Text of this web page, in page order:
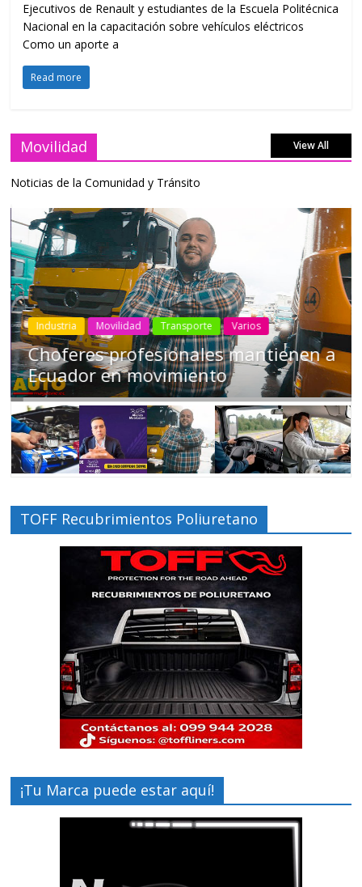
Ejecutivos de Renault y estudiantes de la Escuela Politécnica
Nacional en la capacitación sobre vehículos eléctricos
Como un aporte a
Read more
Movilidad View All
Noticias de la Comunidad y Tránsito
Industria Movilidad Transporte Varios
Choferes profesionales mantienen a
Ecuador en movimiento
TOFF Recubrimientos Poliuretano
¡Tu Marca puede estar aquí!